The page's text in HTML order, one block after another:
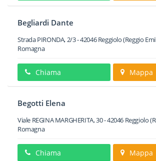
Begliardi Dante
Strada PIRONDA, 2/3-42046 Reggiolo(Reggio
Romagna
Chiama Mappa
Begotti Elena
Viale REGINA MARGHERITA, 30-42046 Reggiolo
Romagna
Chiama Mappa